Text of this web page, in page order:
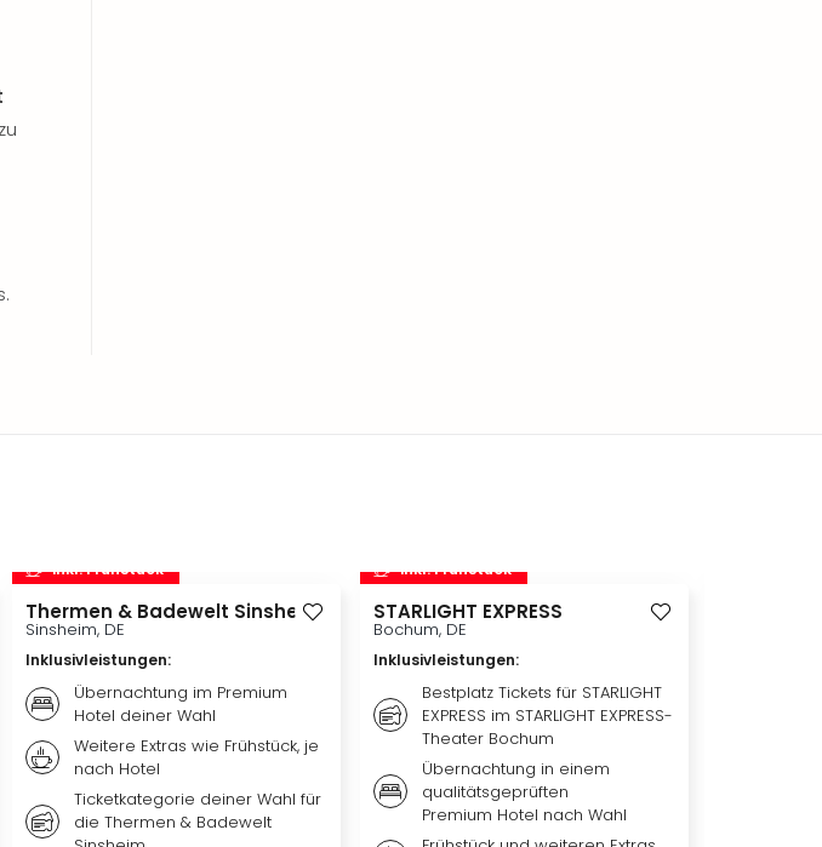
inkl. Frühstück
Thermen & Badewelt Sinsheim
Sinsheim, DE
Inklusivleistungen:
Übernachtung im Premium
Hotel deiner Wahl
Weitere Extras wie Frühstück, je
nach Hotel
Ticketkategorie deiner Wahl für
die Thermen & Badewelt
inkl. Frühstück
STARLIGHT EXPRESS
Bochum, DE
Inklusivleistungen:
Bestplatz Tickets für STARLIGHT
EXPRESS im STARLIGHT EXPRESS-
Theater Bochum
Übernachtung in einem
qualitätsgeprüften
Premium Hotel nach Wahl